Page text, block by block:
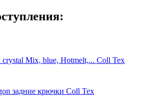
Mix, blue, Hotmelt,... Coll Tex
задние крючки Coll Tex